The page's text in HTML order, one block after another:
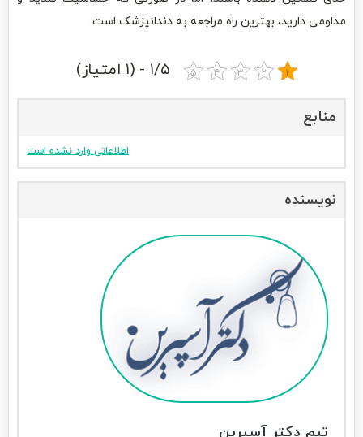
مداومی دارید، بهترین راه مراجعه به دندانپزشک است.
۱/۵ - (۱ امتیاز)
منابع
اطلاعاتی وارد نشده است
نویسنده
تیم دکتر آسپرین